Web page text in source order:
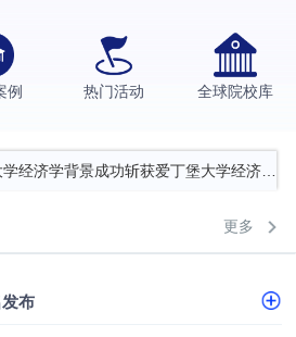
例 热门活动 全球院校库
学国际商务硕士录取案例
数字媒体与创意产业硕士录取案例
学经济学背景成功斩获爱丁堡大学经济学
他，靠“供应链”故事敲开哥大、宾大之门
大学学院UCL录取案例解析
更多
布